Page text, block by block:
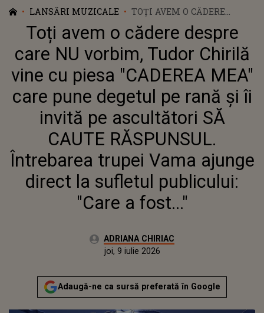
LANSĂRI MUZICALE
TOȚI AVEM O CĂDERE
DESPRE CARE NU VORBIM,
TUDOR CHIRILĂ VINE CU
PIESA "CADEREA MEA" CARE
PUNE DEGETUL PE RANĂ ȘI
ÎI INVITĂ PE ASCULTĂTORI
ÎNTREBAREA TRUPEI VAMA
AJUNGE DIRECT LA
SUFLETUL PUBLICULUI:
"CARE A FOST..."
Toți avem o cădere despre
care NU vorbim, Tudor Chirilă
vine cu piesa "CADEREA MEA"
care pune degetul pe rană și îi
invită pe ascultători SĂ
CAUTE RĂSPUNSUL.
Întrebarea trupei Vama ajunge
direct la sufletul publicului:
"Care a fost..."
Autor:ADRIANA CHIRIAC
Actualizat:
joi, 9 iulie 2026
Adaugă-ne ca sursă preferată în Google